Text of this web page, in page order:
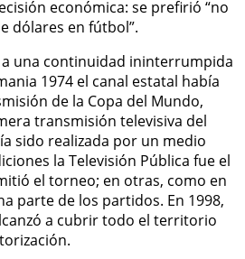
económica: se prefirió “no
dólares en fútbol”.
una continuidad ininterrumpida
1974 el canal estatal había
de la Copa del Mundo,
transmisión televisiva del
sido realizada por un medio
la Televisión Pública fue el
el torneo; en otras, como en
parte de los partidos. En 1998,
a cubrir todo el territorio